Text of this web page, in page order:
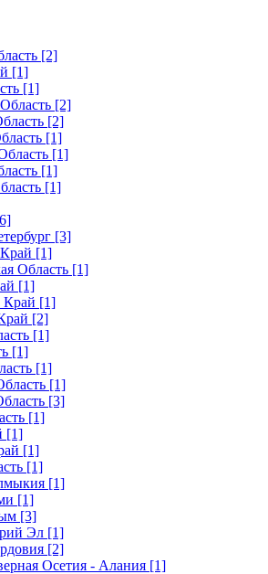
[2]
[1]
[1]
[2]
[2]
[1]
[1]
[1]
[1]
[3]
Край [1]
Область [1]
[1]
Край [1]
[2]
[1]
[1]
[1]
[1]
[3]
[1]
[1]
[1]
[1]
[1]
[1]
[3]
Эл [1]
[2]
Осетия - Алания [1]